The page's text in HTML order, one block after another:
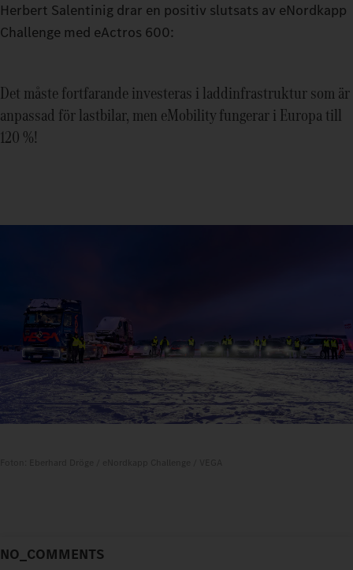
Herbert Salentinig drar en positiv slutsats av eNordkapp
Challenge med eActros 600:
Det måste fortfarande investeras i laddinfrastruktur som är
anpassad för lastbilar, men eMobility fungerar i Europa till
120 %!
NO_COMMENTS